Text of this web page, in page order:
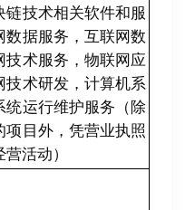
链技术相关软件和服
数据服务，互联网数
技术服务，物联网应
技术研发，计算机系
统运行维护服务（除
项目外，凭营业执照
活动）